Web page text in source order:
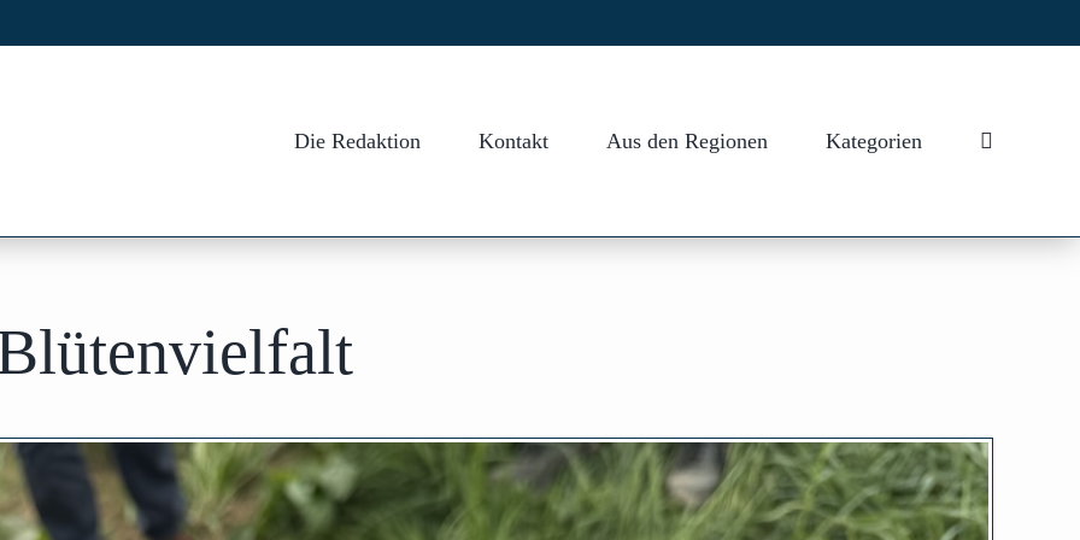
Die Redaktion Kontakt Aus den Regionen Kategorien